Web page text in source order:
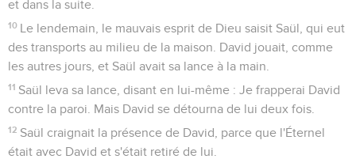
et dans la suite.
10 Le lendemain, le mauvais esprit de Dieu saisit Saül, qui eut
des transports au milieu de la maison. David jouait, comme
les autres jours, et Saül avait sa lance à la main.
11 Saül leva sa lance, disant en lui-même : Je frapperai David
contre la paroi. Mais David se détourna de lui deux fois.
12 Saül craignait la présence de David, parce que l'Éternel
était avec David et s'était retiré de lui.